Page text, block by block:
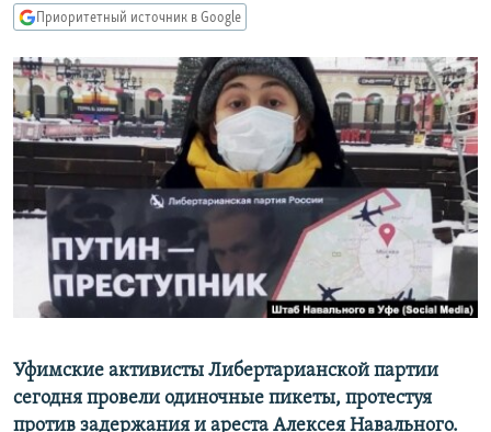
Вернутся
поиску
КАВКАЗ.РЕАЛИИ
СЕВЕР.РЕАЛИИ
СИБИРЬ.РЕАЛИИ
РАСПИСАНИЕ ВЕЩАНИЯ
ПОДПИШИТЕСЬ НА РАССЫЛКУ
СОЦИАЛЬНЫЕ СЕТИ
Все сайты РСЕ/РС
Приоритетный источник в Google
Уфимские активисты Либертарианской партии
сегодня провели одиночные пикеты, протестуя
против задержания и ареста Алексея Навального.